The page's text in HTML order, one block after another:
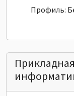
Профиль: